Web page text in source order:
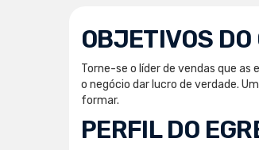
OBJETIVOS DO
Torne-se o líder de vendas que as
o negócio dar lucro de verdade.
formar.
PERFIL DO